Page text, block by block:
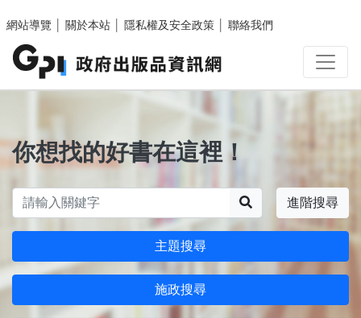
網站導覽
關於本站 隱私權及安全政策 聯絡我們
你想找的好書在這裡！
進階搜尋
主題搜尋
施政搜尋